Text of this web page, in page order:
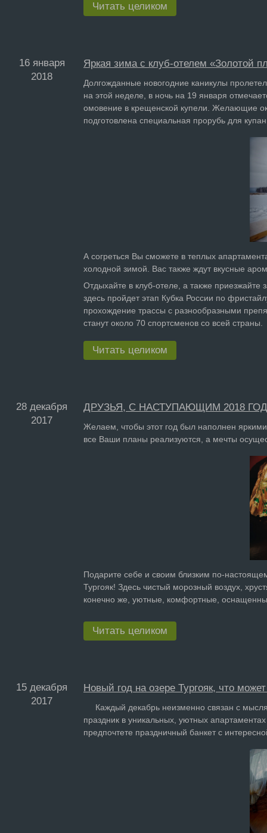
Читать целиком
16 января
2018
Яркая зима с клуб-отелем «Золотой
Долгожданные новогодние каникулы
на этой неделе, в ночь на 19 января
омовение в крещенской купели. Желающие
подготовлена специальная прорубь для
А согреться Вы сможете в теплых
холодной зимой. Вас также ждут вкусные
Отдыхайте в клуб-отеле, а также
здесь пройдет этап Кубка России по
прохождение трассы с разнообразными
станут около 70 спортсменов со всей страны.
Читать целиком
28 декабря
2017
ДРУЗЬЯ, С НАСТУПАЮЩИМ 2018
Желаем, чтобы этот год был наполнен
все Ваши планы реализуются, а мечты
Подарите себе и своим близким по-
Тургояк! Здесь чистый морозный воздух,
конечно же, уютные, комфортные,
Читать целиком
15 декабря
2017
Новый год на озере Тургояк, что
Каждый декабрь неизменно связан с
праздник в уникальных, уютных
предпочтете праздничный банкет с